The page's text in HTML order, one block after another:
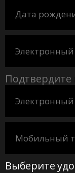
Подтвердите
Выберите